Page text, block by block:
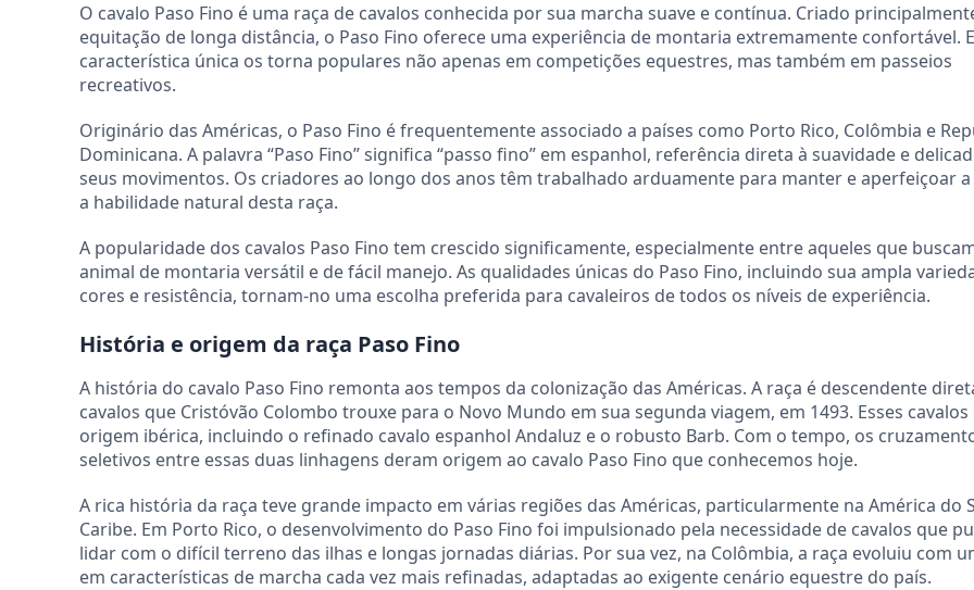
O cavalo Paso Fino é uma raça de cavalos conhecida por sua marcha suave e contínua. Criado
equitação de longa distância, o Paso Fino oferece uma experiência de montaria extremamente confortável.
característica única os torna populares não apenas em competições equestres, mas também em passeios
recreativos.
Originário das Américas, o Paso Fino é frequentemente associado a países como Porto Rico, Colômbia e
Dominicana. A palavra “Paso Fino” significa “passo fino” em espanhol, referência direta à suavidade e
seus movimentos. Os criadores ao longo dos anos têm trabalhado arduamente para manter e aperfeiçoar a
a habilidade natural desta raça.
A popularidade dos cavalos Paso Fino tem crescido significamente, especialmente entre aqueles que
animal de montaria versátil e de fácil manejo. As qualidades únicas do Paso Fino, incluindo sua ampla
cores e resistência, tornam-no uma escolha preferida para cavaleiros de todos os níveis de experiência.
História e origem da raça Paso Fino
A história do cavalo Paso Fino remonta aos tempos da colonização das Américas. A raça é descendente
cavalos que Cristóvão Colombo trouxe para o Novo Mundo em sua segunda viagem, em 1493. Esses
origem ibérica, incluindo o refinado cavalo espanhol Andaluz e o robusto Barb. Com o tempo, os
seletivos entre essas duas linhagens deram origem ao cavalo Paso Fino que conhecemos hoje.
A rica história da raça teve grande impacto em várias regiões das Américas, particularmente na América do
Caribe. Em Porto Rico, o desenvolvimento do Paso Fino foi impulsionado pela necessidade de cavalos que
lidar com o difícil terreno das ilhas e longas jornadas diárias. Por sua vez, na Colômbia, a raça evoluiu com
em características de marcha cada vez mais refinadas, adaptadas ao exigente cenário equestre do país.